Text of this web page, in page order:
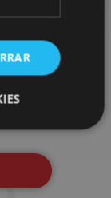
off your trip in
most important